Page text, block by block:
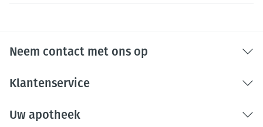
Neem contact met ons op
Klantenservice
Uw apotheek